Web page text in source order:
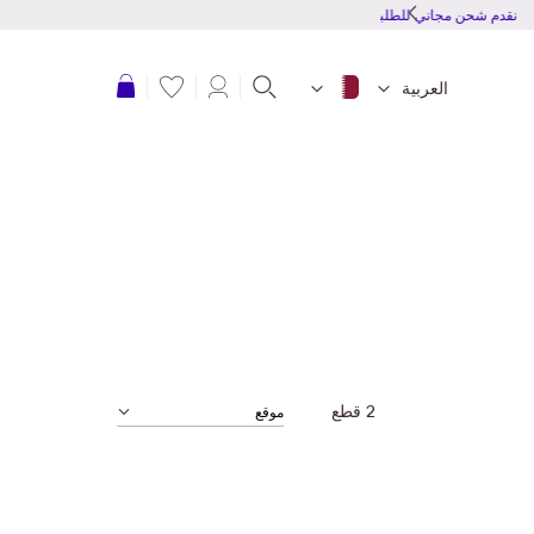
نقدم شحن مجاني للطلبات بقمية 150 ريال قطرى أو أكثر
العربية عربة التسوق
2 قطع